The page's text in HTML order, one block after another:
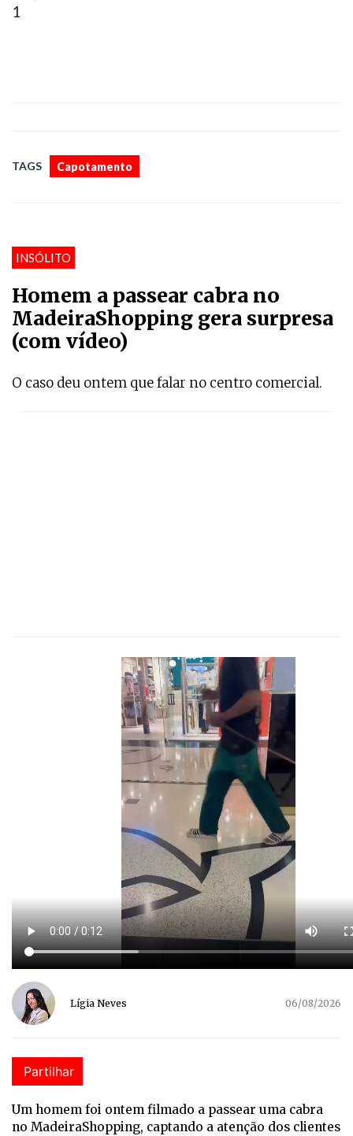
1
TAGS Capotamento
INSÓLITO
Homem a passear cabra no
MadeiraShopping gera surpresa
(com vídeo)
O caso deu ontem que falar no centro comercial.
Lígia Neves 06/08/2026
Partilhar
Um homem foi ontem filmado a passear uma cabra
no MadeiraShopping, captando a atenção dos clientes